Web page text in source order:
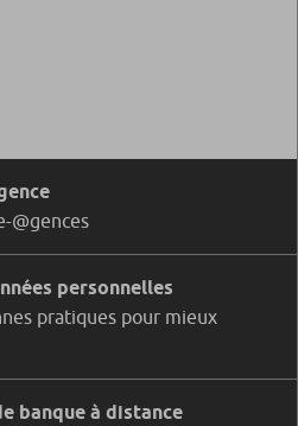
@gences
personnelles
pratiques pour mieux
banque à distance